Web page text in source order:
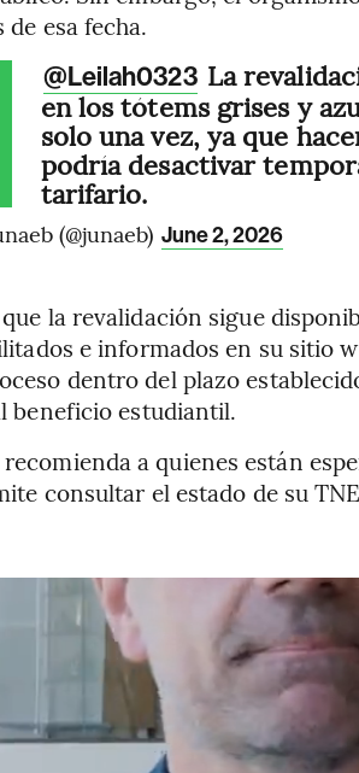
esa fecha.
@Leilah0323 La
en los tótems grises y
solo una vez, ya que
podría desactivar
tarifario.
(@junaeb) June 2, 2026
la revalidación sigue
e informados en su sitio
dentro del plazo
beneficio estudiantil.
a quienes están
consultar el estado de su